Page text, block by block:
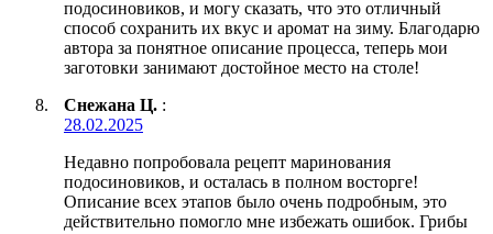
подосиновиков, и могу сказать, что это отличный
способ сохранить их вкус и аромат на зиму. Благодарю
автора за понятное описание процесса, теперь мои
заготовки занимают достойное место на столе!
Снежана Ц. :
28.02.2025
Недавно попробовала рецепт маринования
подосиновиков, и осталась в полном восторге!
Описание всех этапов было очень подробным, это
действительно помогло мне избежать ошибок. Грибы